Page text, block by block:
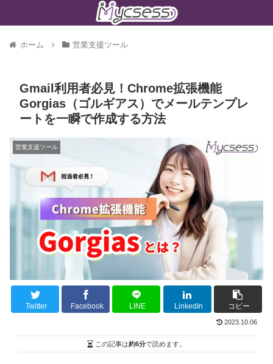
ホーム 営業支援ツール
Gmail利用者必見！Chrome拡張機能
Gorgias（ゴルギアス）でメールテンプレ
ートを一瞬で作成する方法
営業支援ツール
Twitter Facebook LINE LinkedIn コピー
2023.10.06
この記事は約6分で読めます。